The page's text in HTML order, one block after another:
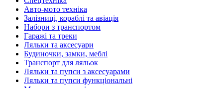
Авто-мото техніка
Залізниці, кораблі та авіація
Набори з транспортом
Гаражі та треки
Ляльки та аксесуари
Будиночки, замки, меблі
Транспорт для ляльок
Ляльки та пупси з аксесуарами
Ляльки та пупси функціональні